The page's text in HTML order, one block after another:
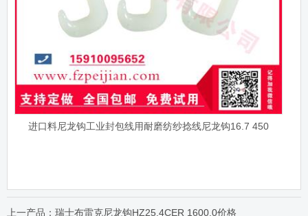
进口料尼龙钩工业封包线用耐磨纺纱捻线尼龙钩16.7 450
上一产品：瑞士布雷克尼龙钩HZ25.4CER 1600.0价格